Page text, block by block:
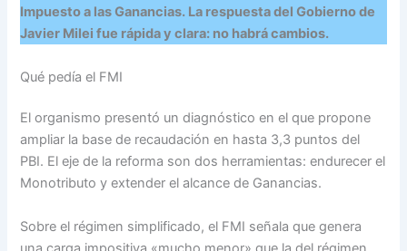
Impuesto a las Ganancias. La respuesta del Gobierno de
Javier Milei fue rápida y clara: no habrá cambios.
Qué pedía el FMI
El organismo presentó un diagnóstico en el que propone
ampliar la base de recaudación en hasta 3,3 puntos del
PBI. El eje de la reforma son dos herramientas: endurecer el
Monotributo y extender el alcance de Ganancias.
Sobre el régimen simplificado, el FMI señala que genera